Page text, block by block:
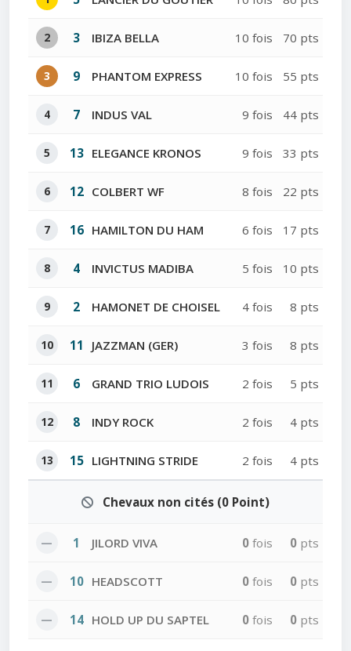
2 3 IBIZA BELLA 10 fois 70 pts
3 9 PHANTOM EXPRESS 10 fois 55 pts
4 7 INDUS VAL 9 fois 44 pts
5 13 ELEGANCE KRONOS 9 fois 33 pts
6 12 COLBERT WF 8 fois 22 pts
7 16 HAMILTON DU HAM 6 fois 17 pts
8 4 INVICTUS MADIBA 5 fois 10 pts
9 2 HAMONET DE CHOISEL 4 fois 8 pts
10 11 JAZZMAN (GER) 3 fois 8 pts
11 6 GRAND TRIO LUDOIS 2 fois 5 pts
12 8 INDY ROCK 2 fois 4 pts
13 15 LIGHTNING STRIDE 2 fois 4 pts
Chevaux non cités (0 Point)
— 1 JILORD VIVA 0 fois 0 pts
— 10 HEADSCOTT 0 fois 0 pts
— 14 HOLD UP DU SAPTEL 0 fois 0 pts